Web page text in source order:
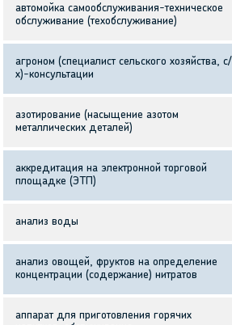
автомойка самообслуживания-техническое
обслуживание (техобслуживание)
агроном (специалист сельского хозяйства, с/
х)-консультации
азотирование (насыщение азотом
металлических деталей)
аккредитация на электронной торговой
площадке (ЭТП)
анализ воды
анализ овощей, фруктов на определение
концентрации (содержание) нитратов
аппарат для приготовления горячих